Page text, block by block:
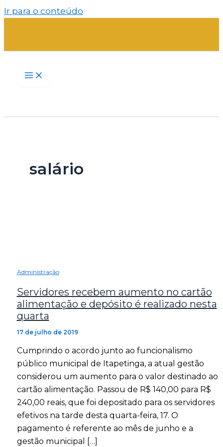
Ir para o conteúdo
salário
Administração
Servidores recebem aumento no cartão
alimentação e depósito é realizado nesta
quarta
17 de julho de 2019
Cumprindo o acordo junto ao funcionalismo
público municipal de Itapetinga, a atual gestão
considerou um aumento para o valor destinado ao
cartão alimentação. Passou de R$ 140,00 para R$
240,00 reais, que foi depositado para os servidores
efetivos na tarde desta quarta-feira, 17. O
pagamento é referente ao mês de junho e a
gestão municipal […]